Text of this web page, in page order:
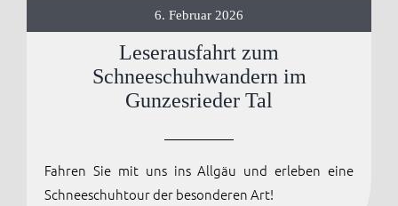
NEWSLETTER
KONTAKT
6. Februar 2026
Leserausfahrt zum
Schneeschuhwandern im
Gunzesrieder Tal
Fahren Sie mit uns ins Allgäu und erleben eine
Schneeschuhtour der besonderen Art!